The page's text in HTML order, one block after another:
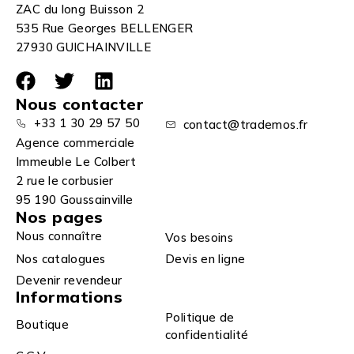
ZAC du long Buisson 2
535 Rue Georges BELLENGER
27930 GUICHAINVILLE
Nous contacter
+33 1 30 29 57 50
contact@trademos.fr
Agence commerciale
Immeuble Le Colbert
2 rue le corbusier
95 190 Goussainville
Nos pages
Nous connaître
Vos besoins
Nos catalogues
Devis en ligne
Devenir revendeur
Informations
Boutique
Politique de
confidentialité